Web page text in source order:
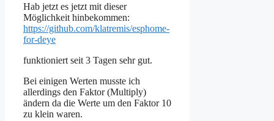
Hab jetzt es jetzt mit dieser
Möglichkeit hinbekommen:
https://github.com/klatremis/esphome-
for-deye
funktioniert seit 3 Tagen sehr gut.
Bei einigen Werten musste ich
allerdings den Faktor (Multiply)
ändern da die Werte um den Faktor 10
zu klein waren.